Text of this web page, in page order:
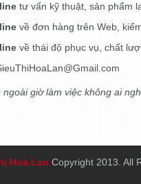
tư vấn kỹ thuật, sản phẩm
về đơn hàng trên Web,
về thái độ phục vụ, chất
ngoài giờ làm việc không ai
Hoa Lan Copyright 2013. All